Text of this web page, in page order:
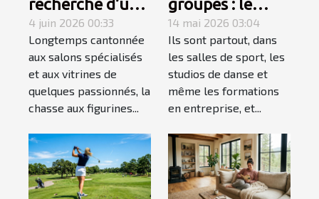
recherche d’une
figurine rare
devient une
quête
personnelle
4 juin 2026 00:33
Longtemps cantonnée
aux salons spécialisés
et aux vitrines de
quelques passionnés, la
chasse aux figurines...
groupes : le
secret d’un
apprentissage
accéléré
14 mai 2026 03:04
Ils sont partout, dans
les salles de sport, les
studios de danse et
même les formations
en entreprise, et...